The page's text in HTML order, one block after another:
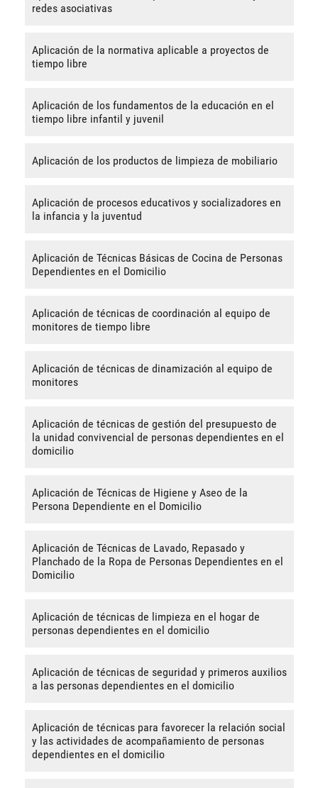
redes asociativas
Aplicación de la normativa aplicable a proyectos de
tiempo libre
Aplicación de los fundamentos de la educación en el
tiempo libre infantil y juvenil
Aplicación de los productos de limpieza de mobiliario
Aplicación de procesos educativos y socializadores en
la infancia y la juventud
Aplicación de Técnicas Básicas de Cocina de Personas
Dependientes en el Domicilio
Aplicación de técnicas de coordinación al equipo de
monitores de tiempo libre
Aplicación de técnicas de dinamización al equipo de
monitores
Aplicación de técnicas de gestión del presupuesto de
la unidad convivencial de personas dependientes en el
domicilio
Aplicación de Técnicas de Higiene y Aseo de la
Persona Dependiente en el Domicilio
Aplicación de Técnicas de Lavado, Repasado y
Planchado de la Ropa de Personas Dependientes en el
Domicilio
Aplicación de técnicas de limpieza en el hogar de
personas dependientes en el domicilio
Aplicación de técnicas de seguridad y primeros auxilios
a las personas dependientes en el domicilio
Aplicación de técnicas para favorecer la relación social
y las actividades de acompañamiento de personas
dependientes en el domicilio